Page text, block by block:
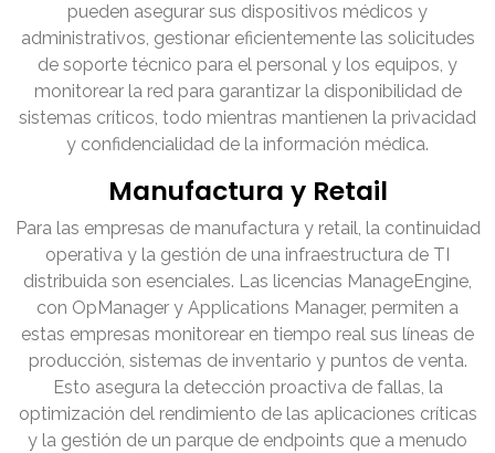
pueden asegurar sus dispositivos médicos y
administrativos, gestionar eficientemente las solicitudes
de soporte técnico para el personal y los equipos, y
monitorear la red para garantizar la disponibilidad de
sistemas críticos, todo mientras mantienen la privacidad
y confidencialidad de la información médica.
Manufactura y Retail
Para las empresas de manufactura y retail, la continuidad
operativa y la gestión de una infraestructura de TI
distribuida son esenciales. Las licencias ManageEngine,
con OpManager y Applications Manager, permiten a
estas empresas monitorear en tiempo real sus líneas de
producción, sistemas de inventario y puntos de venta.
Esto asegura la detección proactiva de fallas, la
optimización del rendimiento de las aplicaciones críticas
y la gestión de un parque de endpoints que a menudo